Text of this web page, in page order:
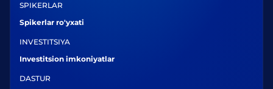
SPIKERLAR
Spikerlar ro'yxati
INVESTITSIYA
Investitsion imkoniyatlar
DASTUR